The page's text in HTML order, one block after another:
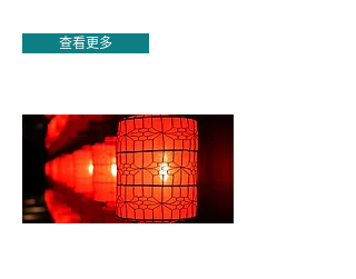
查看更多